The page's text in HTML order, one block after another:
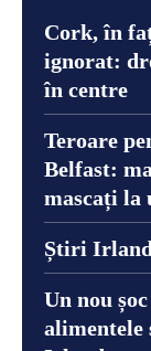
Cork, în
ignorat:
în centre
Teroare
Belfast:
mascați la
Știri
Un nou
alimentele